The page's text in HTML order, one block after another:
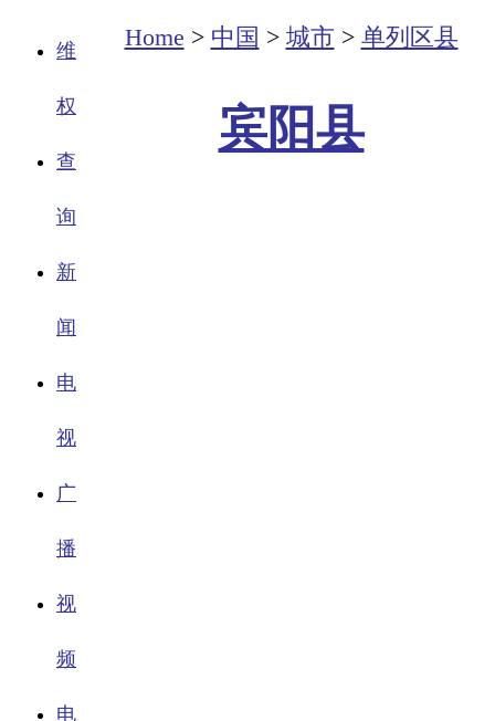
维
权
查
询
新
闻
电
视
广
播
视
频
电
Home > 中国 > 城市 > 单列区县
宾阳县